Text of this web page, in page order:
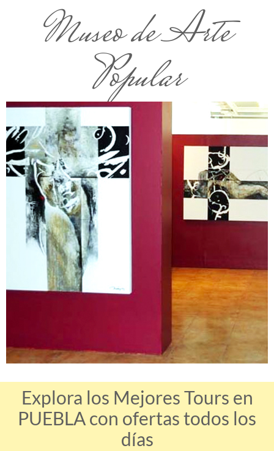
Museo de Arte
Popular
Explora los Mejores Tours en
PUEBLA con ofertas todos los
días